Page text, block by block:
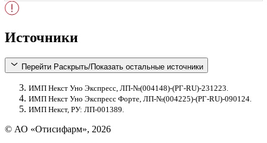
Источники
Перейти Раскрыть/Показать остальные источники
ИМП Некст Уно Экспресс, ЛП-№(004148)-(РГ-RU)-231223.
ИМП Некст Уно Экспресс Форте, ЛП-№(004225)-(РГ-RU)-090124.
ИМП Некст, РУ: ЛП-001389.
© АО «Отисифарм», 2026